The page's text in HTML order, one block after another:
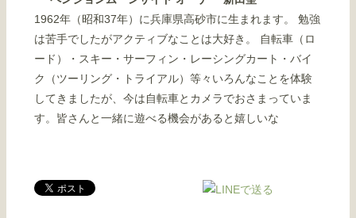
1962年（昭和37年）に兵庫県高砂市に生まれます。 勉強
は苦手でしたがアクティブなことは大好き。 自転車（ロ
ード）・スキー・サーフィン・レーシングカート・バイ
ク（ツーリング・トライアル）等々いろんなことを体験
してきましたが、今は自転車とカメラでおさまっていま
す。皆さんと一緒に遊べる機会があると嬉しいな